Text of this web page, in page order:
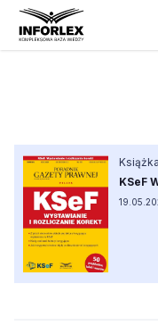
Książka
KSeF